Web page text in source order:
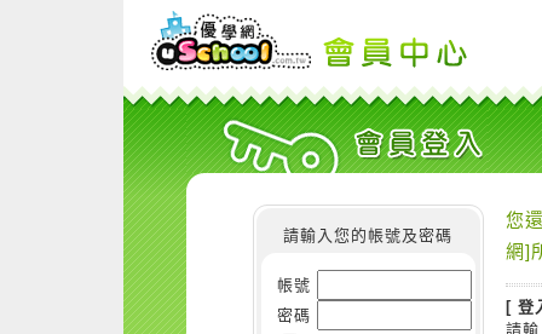
請輸入您的帳號及密碼
帳號
密碼
您
網]
[ 登
請